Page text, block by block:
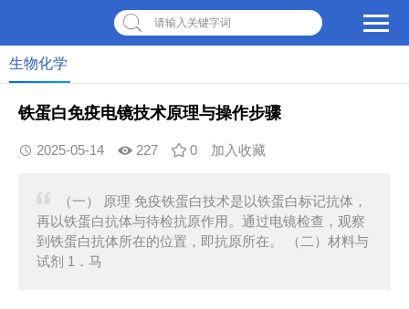
请输入关键字词
生物化学
铁蛋白免疫电镜技术原理与操作步骤
2025-05-14 227 0 加入收藏
（一） 原理 免疫铁蛋白技术是以铁蛋白标记抗体，
再以铁蛋白抗体与待检抗原作用。通过电镜检查，观察
到铁蛋白抗体所在的位置，即抗原所在。 （二）材料与
试剂 1．马